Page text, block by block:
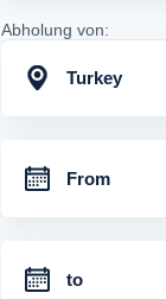
Abholung von:
Turkey